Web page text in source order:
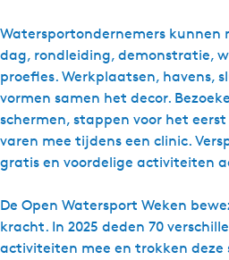
Watersportondernemers kunnen
dag, rondleiding, demonstratie,
proefles. Werkplaatsen, havens,
vormen samen het decor.
schermen, stappen voor het
varen mee tijdens een clinic.
gratis en voordelige activiteiten
De Open Watersport Weken
kracht. In 2025 deden 70
activiteiten mee en trokken deze